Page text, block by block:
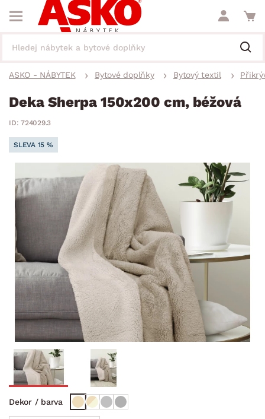
ASKO - NÁBYTEK Bytové doplňky Bytový textil
Deka Sherpa 150x200 cm, béžová
ID: 724029.3
SLEVA 15 %
Dekor / barva